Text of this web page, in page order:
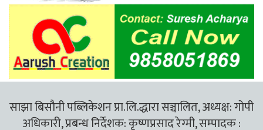
साझा बिसौनी पब्लिकेशन प्रा.लि.द्धारा सञ्चालित, अध्यक्ष: गोपी
अधिकारी, प्रबन्ध निर्देशक: कृष्णप्रसाद रेग्मी, सम्पादक :